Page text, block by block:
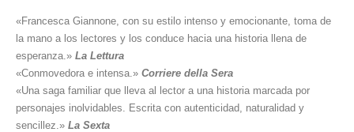
«Francesca Giannone, con su estilo intenso y emocionante, toma de
la mano a los lectores y los conduce hacia una historia llena de
esperanza.» La Lettura
«Conmovedora e intensa.» Corriere della Sera
«Una saga familiar que lleva al lector a una historia marcada por
personajes inolvidables. Escrita con autenticidad, naturalidad y
sencillez.» La Sexta